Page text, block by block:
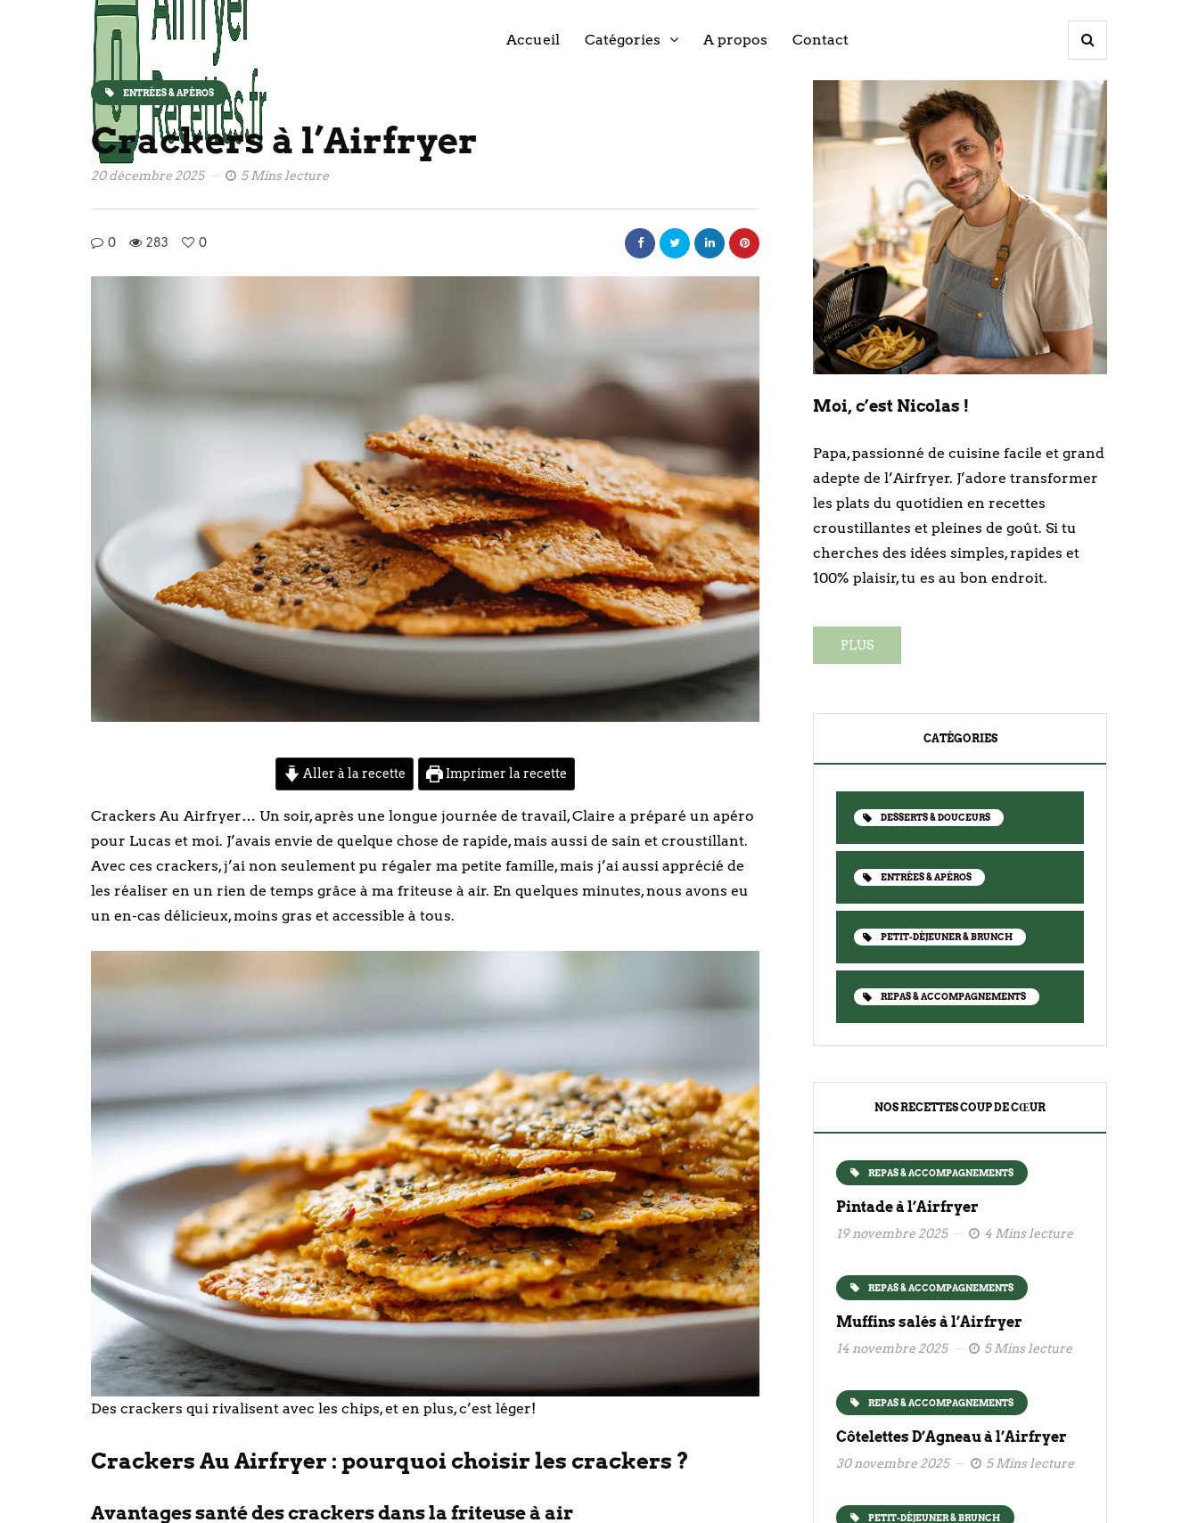
Accueil Catégories A propos Contact
ENTRÉES & APÉROS
Crackers à l’Airfryer
20 décembre 2025 5 Mins lecture
0 283 0
Aller à la recette Imprimer la recette
Crackers Au Airfryer… Un soir, après une longue journée de travail, Claire a préparé un apéro
pour Lucas et moi. J’avais envie de quelque chose de rapide, mais aussi de sain et croustillant.
Avec ces crackers, j’ai non seulement pu régaler ma petite famille, mais j’ai aussi apprécié de
les réaliser en un rien de temps grâce à ma friteuse à air. En quelques minutes, nous avons eu
un en-cas délicieux, moins gras et accessible à tous.
Des crackers qui rivalisent avec les chips, et en plus, c’est léger!
Crackers Au Airfryer : pourquoi choisir les crackers ?
Avantages santé des crackers dans la friteuse à air
Moi, c’est Nicolas !
Papa, passionné de cuisine facile et grand
adepte de l’Airfryer. J’adore transformer
les plats du quotidien en recettes
croustillantes et pleines de goût. Si tu
cherches des idées simples, rapides et
100% plaisir, tu es au bon endroit.
PLUS
CATÉGORIES
DESSERTS & DOUCEURS
ENTRÉES & APÉROS
PETIT-DÉJEUNER & BRUNCH
REPAS & ACCOMPAGNEMENTS
NOS RECETTES COUP DE CŒUR
REPAS & ACCOMPAGNEMENTS
Pintade à l’Airfryer
19 novembre 2025 4 Mins lecture
REPAS & ACCOMPAGNEMENTS
Muffins salés à l’Airfryer
14 novembre 2025 5 Mins lecture
REPAS & ACCOMPAGNEMENTS
Côtelettes D’Agneau à l’Airfryer
30 novembre 2025 5 Mins lecture
PETIT-DÉJEUNER & BRUNCH